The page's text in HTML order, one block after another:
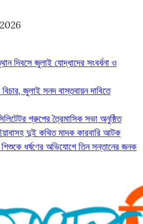
দিবসে জুলাই যোদ্ধাদের সংবর্ধনা ও
জুলাই সনদ বাস্তবায়ন দাবিতে
গ্রুপের ত্রৈমাসিক সভা অনুষ্ঠিত
দুই কথিত মাদক কারবারি আটক
ধর্ষণের অভিযোগে তিন সন্তানের জনক